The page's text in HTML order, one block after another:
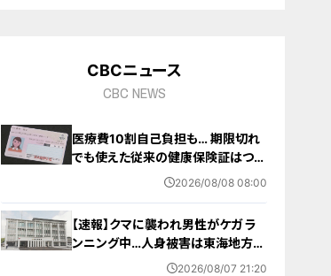
CBCニュース
CBC NEWS
医療費10割自己負担も… 期限切れ
でも使えた従来の健康保険証はつい
に終了 8月以降起こりうるマイナ保
2026/08/08 08:00
【速報】クマに襲われ男性がケガ ラ
ンニング中…人身被害は東海地方で
今シーズン初めて 岐阜県高山市
2026/08/07 21:20